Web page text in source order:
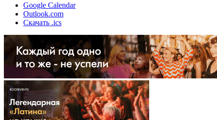
Google Calendar
Outlook.com
Скачать .ics